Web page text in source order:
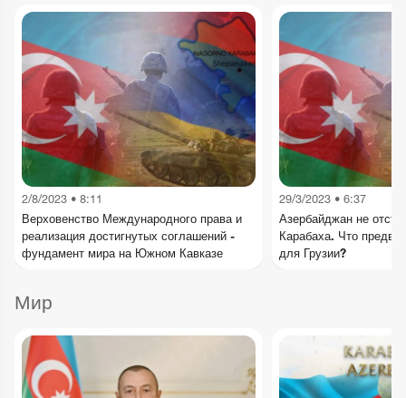
2/8/2023 • 8:11
Верховенство Международного права и
реализация достигнутых соглашений -
фундамент мира на Южном Кавказе
29/3/2023 • 6:37
Азербайджан не
Карабаха. Что
для Грузии?
Мир